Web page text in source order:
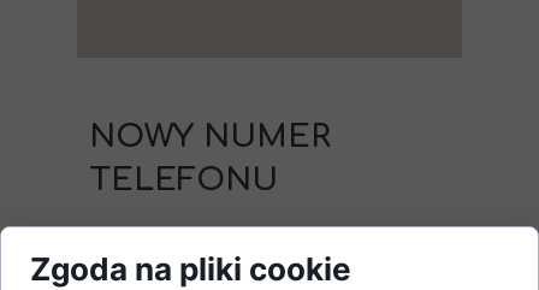
NOWY NUMER
TELEFONU
NOWY NUMER KONTAKTOWY
Zgoda na pliki cookie